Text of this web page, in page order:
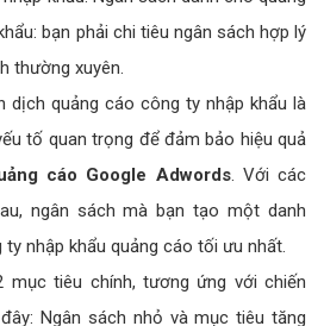
cáo chi tiết với ngân sách dành cho
tối ưu nhất có thể.
google công ty nhập khẩucần
dựa vào mục tiêu kinh doanh trong
tiêu quảng cáo: mục tiêu nhận diện
nhập khẩu hay tăng doanh thu công
khách hàng: nhắm đến trong
khẩu. Ngân sách dành cho quảng
bạn phải chi tiêu ngân sách hợp lý